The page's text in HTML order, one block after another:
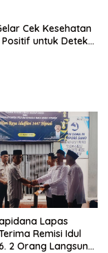
Cek Kesehatan
untuk Deteksi
Lapas
Remisi Idul
2 Orang Langsung